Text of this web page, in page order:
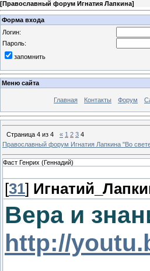
[Православный форум Игнатия Лапкина]
Форма входа
Логин:
Пароль:
запомнить
Меню сайта
Главная Контакты Форум
Страница 4 из 4 « 1 2 3 4
Православный форум Игнатия Лапкина "Во
Фаст Генрих (Геннадий)
[31]
Вера и
http://